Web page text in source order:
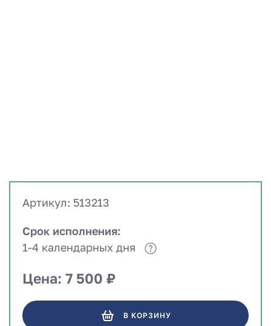
Артикул: 513213
Срок исполнения:
1-4 календарных дня
Цена: 7 500 ₽
В КОРЗИНУ